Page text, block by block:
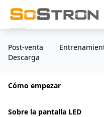
Post-venta
Descarga
Cómo empezar
Sobre la pantalla LED